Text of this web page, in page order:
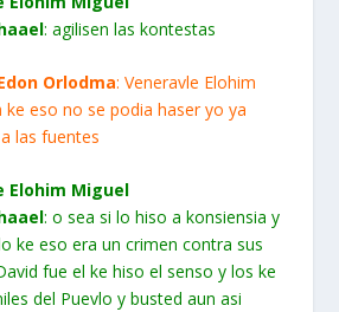
: agilisen las kontestas
Orlodma: Veneravle Elohim
eso no se podia haser yo ya
las fuentes
Elohim Miguel
: o sea si lo hiso a konsiensia y
ke eso era un crimen contra sus
fue el ke hiso el senso y los ke
del Puevlo y busted aun asi